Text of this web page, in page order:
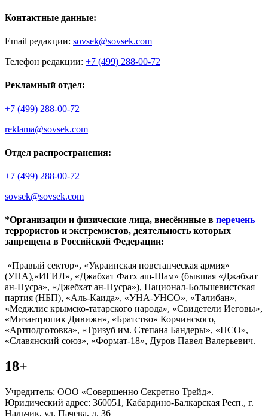
Контактные данные:
Email редакции: sovsek@sovsek.com
Телефон редакции: +7 (499) 288-00-72
Рекламный отдел:
+7 (499) 288-00-72
reklama@sovsek.com
Отдел распространения:
+7 (499) 288-00-72
sovsek@sovsek.com
*Организации и физические лица, внесённные в перечень
террористов и экстремистов, деятельность которых
запрещена в Российской Федерации:
«Правый сектор», «Украинская повстанческая армия»
(УПА),«ИГИЛ», «Джабхат Фатх аш-Шам» (бывшая «Джабхат
ан-Нусра», «Джебхат ан-Нусра»), Национал-Большевистская
партия (НБП), «Аль-Каида», «УНА-УНСО», «Талибан»,
«Меджлис крымско-татарского народа», «Свидетели Иеговы»,
«Мизантропик Дивижн», «Братство» Корчинского,
«Артподготовка», «Тризуб им. Степана Бандеры», «НСО»,
«Славянский союз», «Формат-18», Дуров Павел Валерьевич.
18+
Учредитель: ООО «Совершенно Секретно Трейд».
Юридический адрес: 360051, Кабардино-Балкарская Респ., г.
Нальчик, ул. Пачева, д. 36